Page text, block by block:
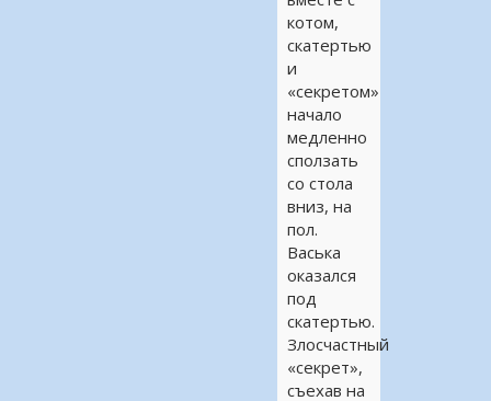
котом,
скатертью
и
«секретом»
начало
медленно
сползать
со стола
вниз, на
пол.
Васька
оказался
под
скатертью.
Злосчастный
«секрет»,
съехав на